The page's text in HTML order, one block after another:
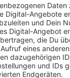
Die Polizei
Auto als
Frau. Er gab an,
Daraufhin hatte